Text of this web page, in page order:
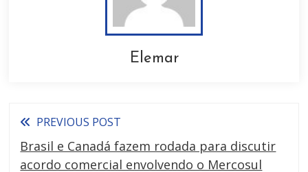
Elemar
PREVIOUS POST
Brasil e Canadá fazem rodada para discutir
acordo comercial envolvendo o Mercosul